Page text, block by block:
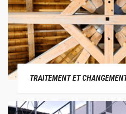
TRAITEMENT ET